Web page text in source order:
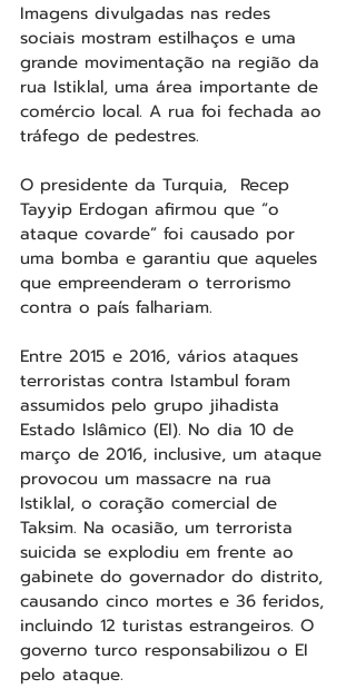
Imagens divulgadas nas redes
sociais mostram estilhaços e uma
grande movimentação na região da
rua Istiklal, uma área importante de
comércio local. A rua foi fechada ao
tráfego de pedestres.
O presidente da Turquia,  Recep
Tayyip Erdogan afirmou que “o
ataque covarde” foi causado por
uma bomba e garantiu que aqueles
que empreenderam o terrorismo
contra o país falhariam.
Entre 2015 e 2016, vários ataques
terroristas contra Istambul foram
assumidos pelo grupo jihadista
Estado Islâmico (EI). No dia 10 de
março de 2016, inclusive, um ataque
provocou um massacre na rua
Istiklal, o coração comercial de
Taksim. Na ocasião, um terrorista
suicida se explodiu em frente ao
gabinete do governador do distrito,
causando cinco mortes e 36 feridos,
incluindo 12 turistas estrangeiros. O
governo turco responsabilizou o EI
pelo ataque.